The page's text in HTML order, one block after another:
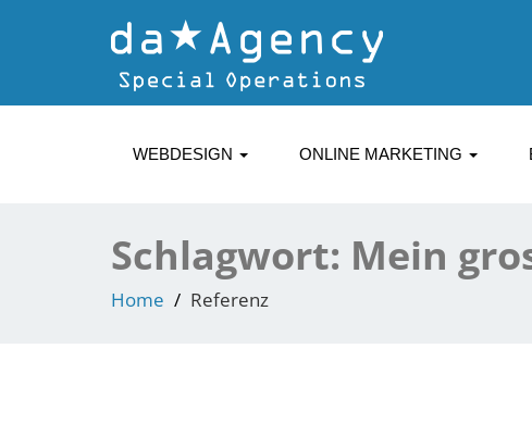
WEBDESIGN ONLINE MARKETING
Schlagwort: Mein
Home Referenz